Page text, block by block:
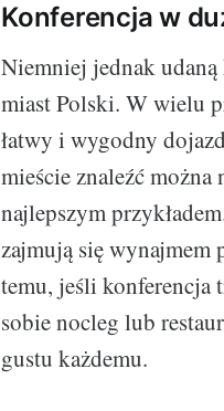
Konferencja w
Niemniej jednak
miast Polski. W wielu
łatwy i wygodny
mieście znaleźć można
najlepszym
zajmują się wynajmem
temu, jeśli konferencja
sobie nocleg lub
gustu każdemu.